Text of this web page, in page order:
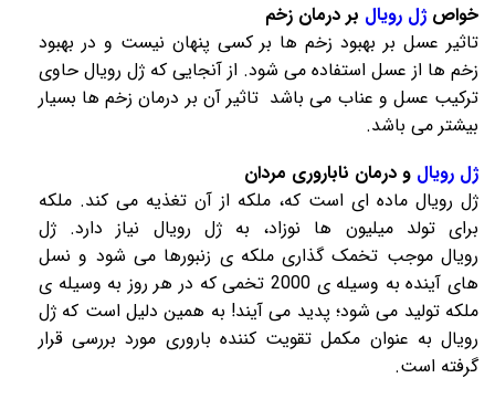
خواصژل رویال بر درمان زخم
تاثیر عسل بر بهبود زخم ها بر کسی پنهان نیست و در بهبود
زخم ها از عسل استفاده می شود. از آنجایی که ژل رویال حاوی
ترکیب عسل و عناب می باشد تاثیر آن بر درمان زخم ها بسیار
بیشتر می باشد.
ژل رویال و درمان ناباروری مردان
ژل رویال ماده ای است که، ملکه از آن تغذیه می کند. ملکه
برای تولد میلیون ها نوزاد، بهژل رویال نیاز دارد. ژل
رویال موجب تخمک گذاری ملکه ی زنبورها می شود و نسل
های آینده به وسیله ی 2000 تخمی که در هر روز به وسیله ی
ملکه تولید می شود؛ پدید می آیند! به همین دلیل است که ژل
رویال به عنوان مکمل تقویت کننده باروری مورد بررسی قرار
گرفته است.